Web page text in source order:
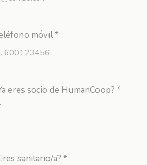
móvil *
eres socio de HumanCoop? *
sanitario/a? *